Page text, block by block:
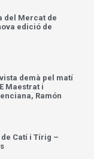
del Mercat de
edició de
demà pel matí
Maestrat i
Ramón
Catí i Tírig –